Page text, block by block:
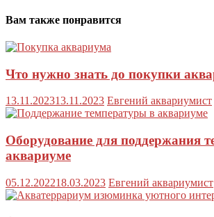
Вам также понравится
Что нужно знать до покупки
13.11.202313.11.2023 Евгений аквариумист
Оборудование для поддержания
аквариуме
05.12.202218.03.2023 Евгений аквариумист